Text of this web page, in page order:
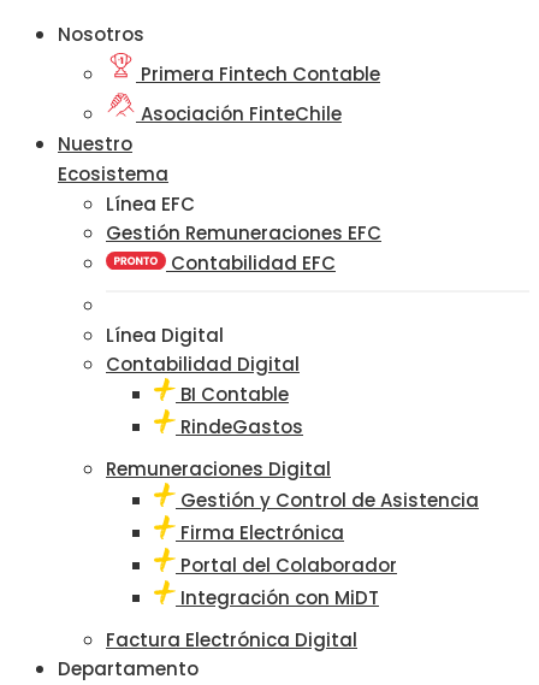
Nosotros
Primera Fintech Contable
Asociación FinteChile
Nuestro
Ecosistema
Línea EFC
Gestión Remuneraciones EFC
Contabilidad EFC
Línea Digital
Contabilidad Digital
BI Contable
RindeGastos
Remuneraciones Digital
Gestión y Control de Asistencia
Firma Electrónica
Portal del Colaborador
Integración con MiDT
Factura Electrónica Digital
Departamento